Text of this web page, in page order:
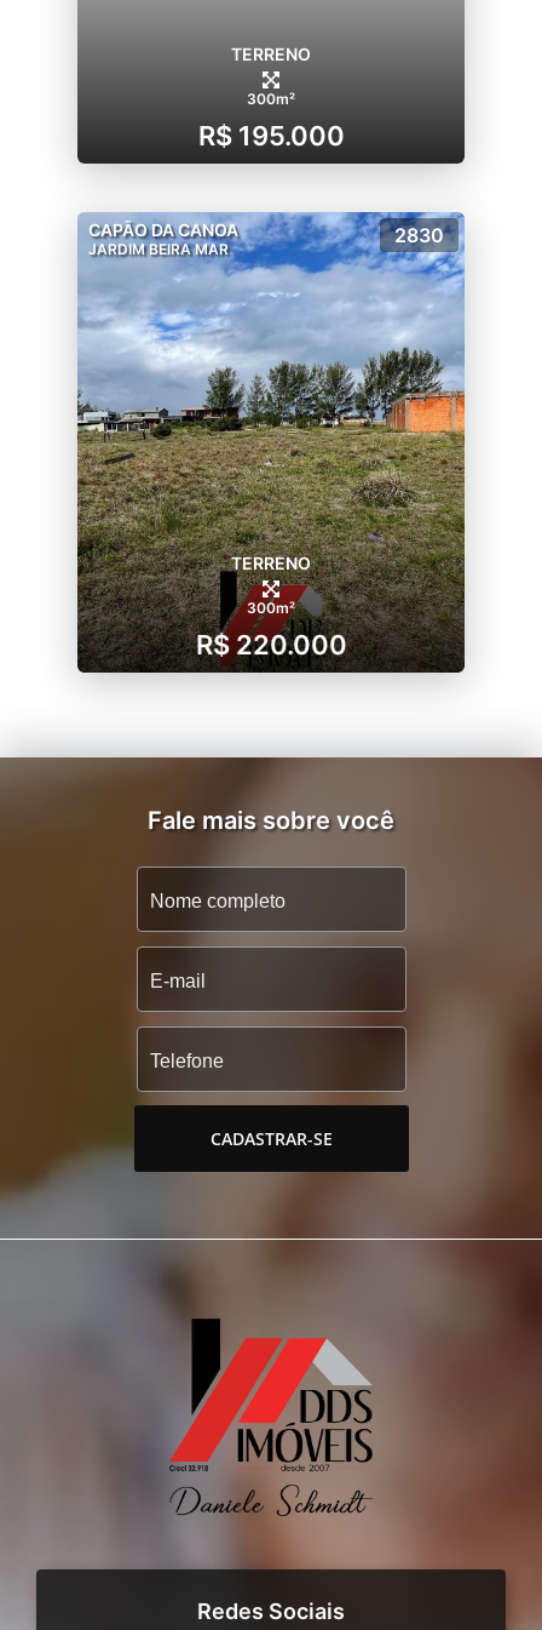
TERRENO
300m²
R$ 195.000
CAPÃO DA CANOA
JARDIM BEIRA MAR
2830
TERRENO
300m²
R$ 220.000
Fale mais sobre você
CADASTRAR-SE
Redes Sociais